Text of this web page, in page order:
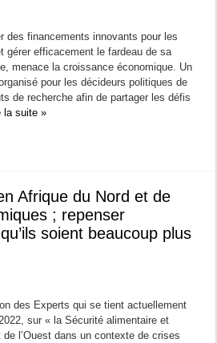
des financements innovants pour les
gérer efficacement le fardeau de sa
menace la croissance économique. Un
pour les décideurs politiques de
de recherche afin de partager les défis
la suite »
Afrique du Nord et de
; repenser
soient beaucoup plus
des Experts qui se tient actuellement
sur « la Sécurité alimentaire et
l’Ouest dans un contexte de crises